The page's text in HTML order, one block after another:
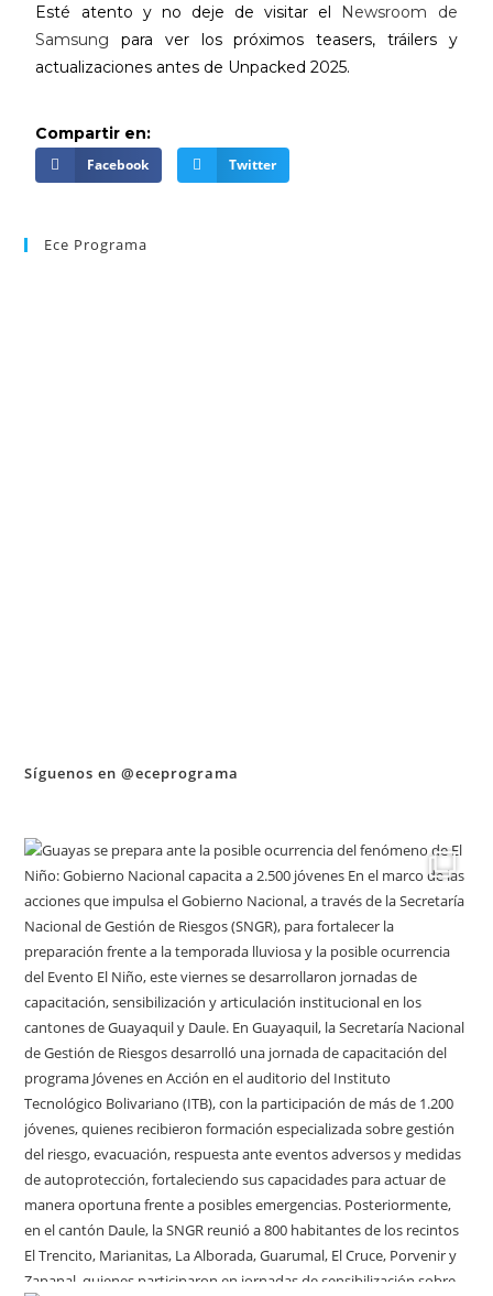
Esté atento y no deje de visitar el Newsroom de
Samsungpara ver los próximos teasers, tráilers y
actualizaciones antes de Unpacked 2025.
Compartir en:
Facebook Twitter
Ece Programa
Síguenos en @eceprograma